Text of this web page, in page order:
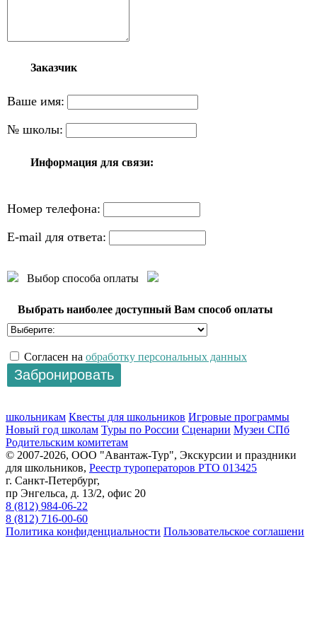
Заказчик
Ваше имя:
№ школы:
Информация для связи:
Номер телефона:
E-mail для ответа:
Выбор способа оплаты
Выбрать наиболее доступный Вам способ оплаты
Согласен на обработку персональных данных
школьникам Квесты для школьников Игровые программы
Новый год школам Туры по России Сценарии Музеи СПб
Родительским комитетам
© 2007-2026, ООО "Авантаж-Тур", Экскурсии и праздники
для школьников, Реестр туроператоров РТО 013425
г. Санкт-Петербург,
пр Энгельса, д. 13/2, офис 20
8 (812) 984-06-22
8 (812) 716-00-60
Политика конфиденциальности Пользовательское соглашени